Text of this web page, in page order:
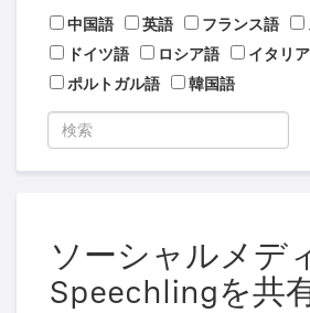
中国語
英語 フランス語
ドイツ語
ロシア語 イタリ
ポルトガル語
韓国語
ソーシャルメデ
Speechlingを共